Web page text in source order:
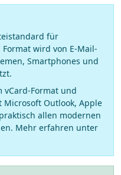
für
wird von E-Mail-
Smartphones und
vCard-Format und
Outlook, Apple
allen modernen
Mehr erfahren unter